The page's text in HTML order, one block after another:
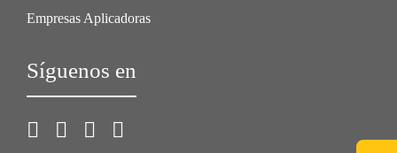
Empresas Aplicadoras
Síguenos en